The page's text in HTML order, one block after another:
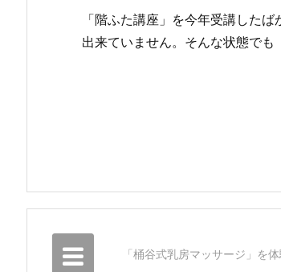
「階ふた講座」を今年受講した
出来ていません。そんな状態で
「桶谷式乳房マッサージ」を